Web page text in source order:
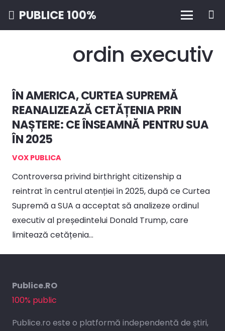
PUBLICE 100%
ordin executiv
ÎN AMERICA, CURTEA SUPREMĂ
REANALIZEAZĂ CETĂȚENIA PRIN
NAȘTERE: CE ÎNSEAMNĂ PENTRU SUA
ÎN 2025
VOX PUBLICA
Controversa privind birthright citizenship a
reintrat în centrul atenției în 2025, după ce Curtea
Supremă a SUA a acceptat să analizeze ordinul
executiv al președintelui Donald Trump, care
limitează cetățenia…
Publice.RO
100% public
Publice.ro este o platformă independentă de știri,